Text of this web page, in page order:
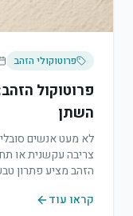
פרוטוקולי הזהב
פרוטוקול
השתן
לא מעט אנשים
צריבה עקשנית או
הזהב מציע פתרון
קראו עוד